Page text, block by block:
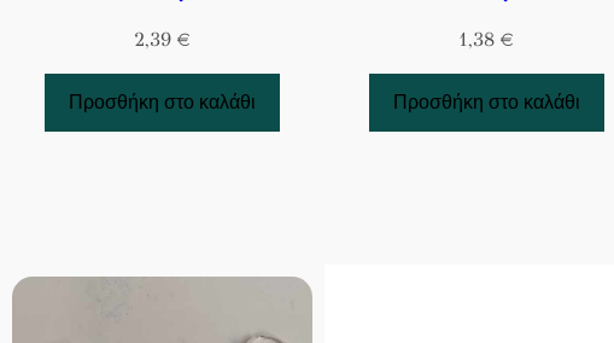
2,39 €
Προσθήκη στο καλάθι
1,38 €
Προσθήκη στο καλάθι